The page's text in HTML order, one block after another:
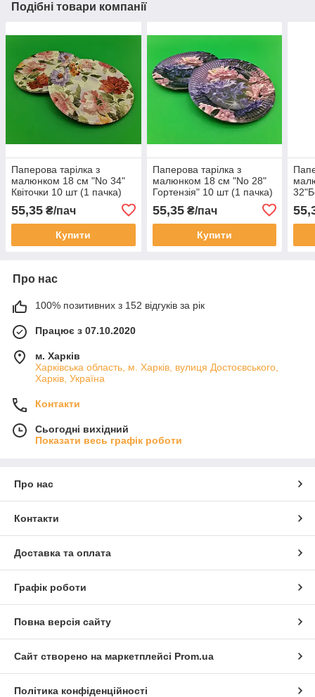
Подібні товари компанії
Паперова тарілка з
малюнком 18 см "No 34"
Квіточки 10 шт (1 пачка)
55,35 ₴/пач
Купити
Паперова тарілка з
малюнком 18 см "No 28"
Гортензія" 10 шт (1 пачка)
55,35₴/пач
Купити
Про нас
100% позитивних з 152 відгуків за рік
Працює з 07.10.2020
м. Харків
Харківська область, м. Харків, вулиця Достоєвського,
Харків, Україна
Контакти
Сьогодні вихідний
Показати весь графік роботи
Про нас
Контакти
Доставка та оплата
Графік роботи
Повна версія сайту
Сайт створено на маркетплейсі Prom.ua
Політика конфіденційності